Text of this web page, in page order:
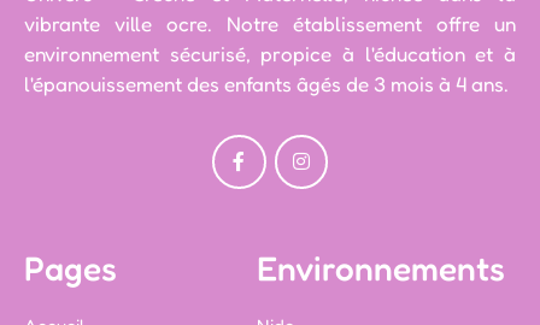
vibrante ville ocre. Notre établissement offre un
environnement sécurisé, propice à l'éducation et à
l'épanouissement des enfants âgés de 3 mois à 4 ans.
Pages Environnements